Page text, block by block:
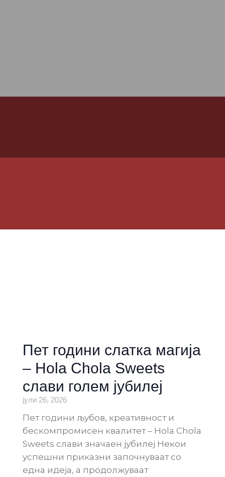
Пет години слатка магија
– Hola Chola Sweets
слави голем јубилеј
јули 26, 2026
Пет години љубов, креативност и
бескомпромисен квалитет – Hola Chola
Sweets слави значаен јубилеј Некои
успешни приказни започнуваат со
една идеја, а продолжуваат